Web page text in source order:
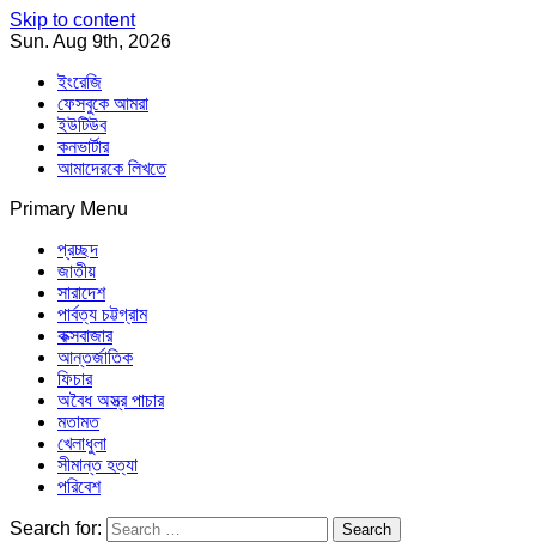
Skip to content
Sun. Aug 9th, 2026
ইংরেজি
ফেসবুকে আমরা
ইউটিউব
কনভার্টার
আমাদেরকে লিখতে
Primary Menu
Southeast Asia Journal
প্রচ্ছদ
জাতীয়
সারাদেশ
পার্বত্য চট্টগ্রাম
কক্সবাজার
আন্তর্জাতিক
ফিচার
অবৈধ অস্ত্র পাচার
মতামত
খেলাধুলা
সীমান্ত হত্যা
পরিবেশ
Search for: